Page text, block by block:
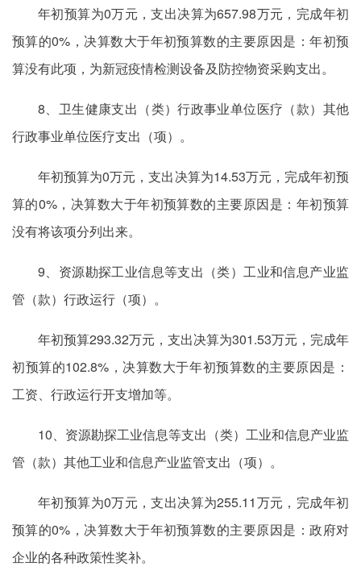
年初预算为0万元，支出决算为657.98万元，完成年初
预算的0%，决算数大于年初预算数的主要原因是：年初预
算没有此项，为新冠疫情检测设备及防控物资采购支出。
8、卫生健康支出（类）行政事业单位医疗（款）其他
行政事业单位医疗支出（项）。
年初预算为0万元，支出决算为14.53万元，完成年初预
算的0%，决算数大于年初预算数的主要原因是：年初预算
没有将该项分列出来。
9、资源勘探工业信息等支出（类）工业和信息产业监
管（款）行政运行（项）。
年初预算293.32万元，支出决算为301.53万元，完成年
初预算的102.8%，决算数大于年初预算数的主要原因是：
工资、行政运行开支增加等。
10、资源勘探工业信息等支出（类）工业和信息产业监
管（款）其他工业和信息产业监管支出（项）。
年初预算为0万元，支出决算为255.11万元，完成年初
预算的0%，决算数大于年初预算数的主要原因是：政府对
企业的各种政策性奖补。